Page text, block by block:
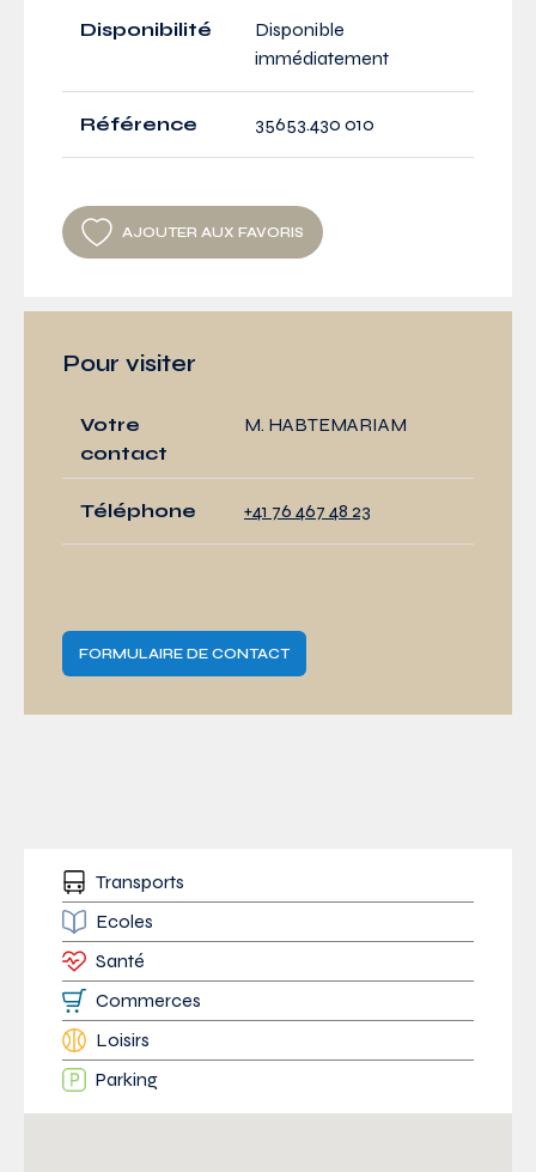
Disponibilité
Disponible
immédiatement
Référence 35653.430 010
AJOUTER AUX FAVORIS
Pour visiter
Votre
contact
M. HABTEMARIAM
Téléphone +41 76 467 48 23
FORMULAIRE DE CONTACT
Transports
Ecoles
Santé
Commerces
Loisirs
Parking